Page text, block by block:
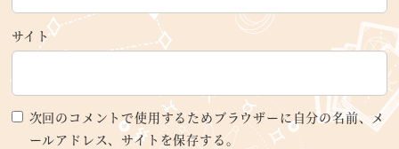
サイト
次回のコメントで使用するためブラウザーに自分の名前、メ
ールアドレス、サイトを保存する。